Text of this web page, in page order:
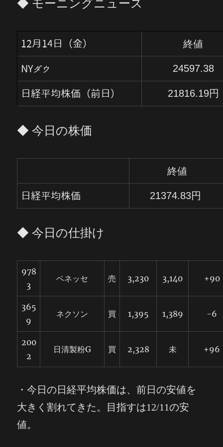
◆ モーニングニュース
12月14日（金） 終値
NYダウ 24597.38
日経平均株価（前日） 21816.19円
◆ 今日の株価
終値
日経平均株価 21374.83円
◆ 今日の仕掛け
978
3
ベネッセ 売 3,230 3,140 +90
365
9
ネクソン 買 1,395 1,389 -6
200
2
日清製粉G 買 2,328 未 +96
・今日の日経平均株価は、前日の安値を
大きく割れてきた。目指すは12/11の安
値。